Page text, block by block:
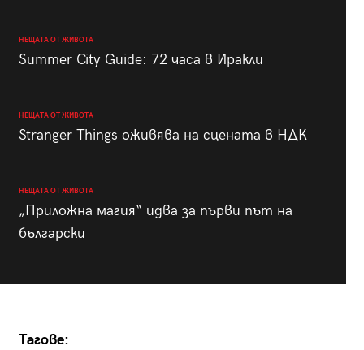
НЕЩАТА ОТ ЖИВОТА
Summer City Guide: 72 часа в Иракли
НЕЩАТА ОТ ЖИВОТА
Stranger Things оживява на сцената в НДК
НЕЩАТА ОТ ЖИВОТА
„Приложна магия“ идва за първи път на
български
Тагове: